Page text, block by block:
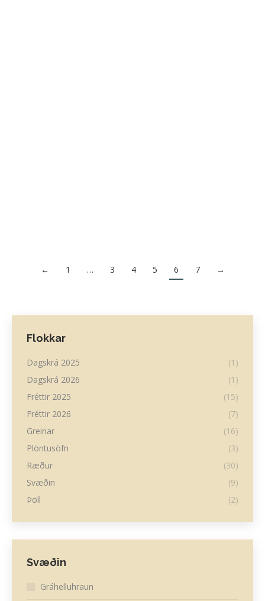
← 1 … 3 4 5 6 7 →
Flokkar
Dagskrá 2025
(1)
Dagskrá 2026
(1)
Fréttir 2025
(15)
Fréttir 2026
(7)
Greinar
(16)
Plöntusöfn
(3)
Ræður
(30)
Svæðin
(9)
Þöll
(2)
Svæðin
Gráhelluhraun